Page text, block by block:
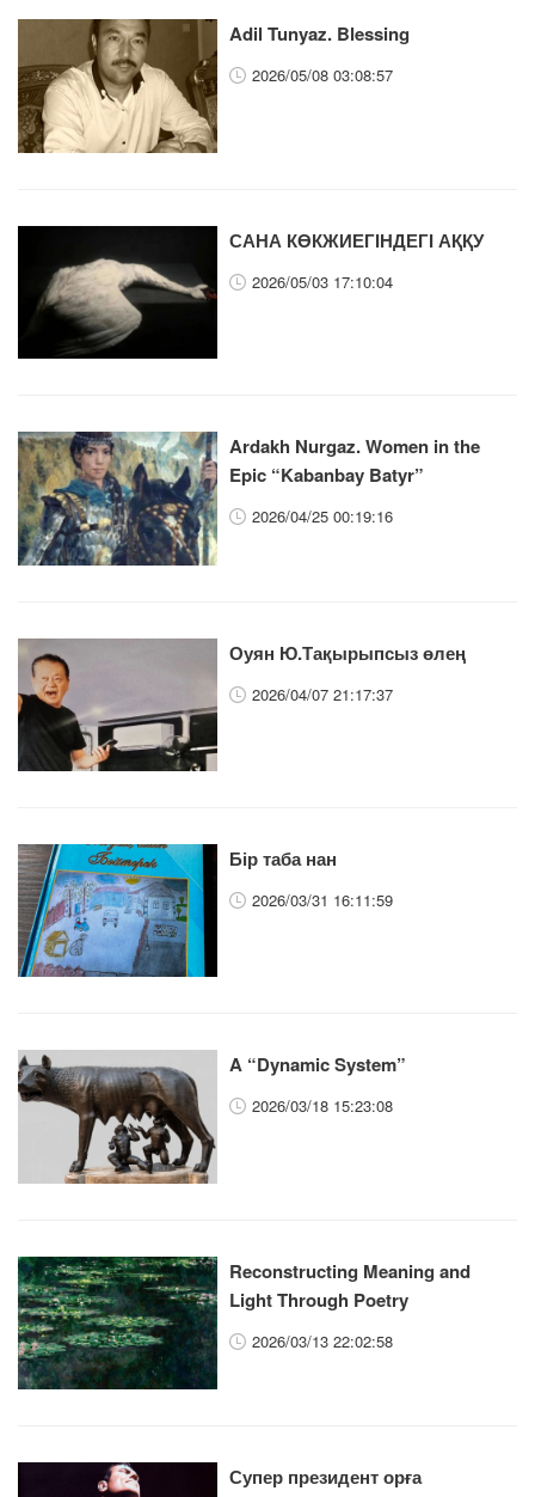
Adil Tunyaz. Blessing
2026/05/08 03:08:57
САНА КӨКЖИЕГІНДЕГІ АҚҚУ
2026/05/03 17:10:04
Ardakh Nurgaz. Women in the
Epic “Kabanbay Batyr”
2026/04/25 00:19:16
Оуян Ю.Тақырыпсыз өлең
2026/04/07 21:17:37
Бір таба нан
2026/03/31 16:11:59
A “Dynamic System”
2026/03/18 15:23:08
Reconstructing Meaning and
Light Through Poetry
2026/03/13 22:02:58
Супер президент орға